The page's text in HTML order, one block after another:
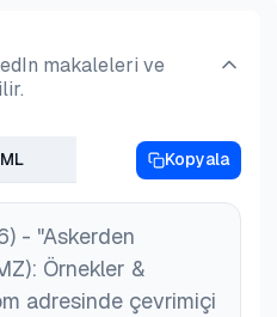
makaleleri ve
Kopyala
- "Askerden
Örnekler &
adresinde çevrimiçi